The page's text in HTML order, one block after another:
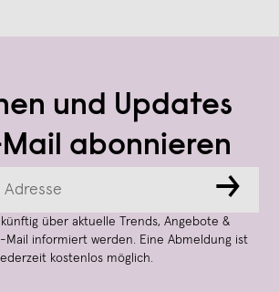
und Updates
abonnieren
→
über aktuelle Trends, Angebote &
Mail informiert werden. Eine Abmeldung ist
kostenlos möglich.